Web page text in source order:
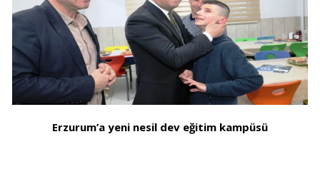
Erzurum’a yeni nesil dev eğitim kampüsü